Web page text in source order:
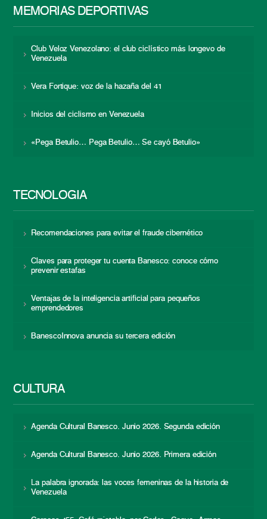
MEMORIAS DEPORTIVAS
Club Veloz Venezolano: el club ciclístico más longevo de
Venezuela
Vera Fortique: voz de la hazaña del 41
Inicios del ciclismo en Venezuela
«Pega Betulio… Pega Betulio… Se cayó Betulio»
TECNOLOGÍA
Recomendaciones para evitar el fraude cibernético
Claves para proteger tu cuenta Banesco: conoce cómo
prevenir estafas
Ventajas de la inteligencia artificial para pequeños
emprendedores
BanescoInnova anuncia su tercera edición
CULTURA
Agenda Cultural Banesco. Junio 2026. Segunda edición
Agenda Cultural Banesco. Junio 2026. Primera edición
La palabra ignorada: las voces femeninas de la historia de
Venezuela